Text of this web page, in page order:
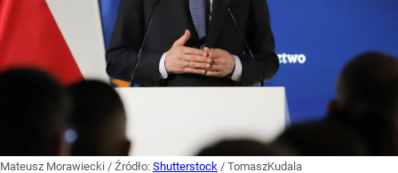
Mateusz Morawiecki / Źródło: Shutterstock / TomaszKudala